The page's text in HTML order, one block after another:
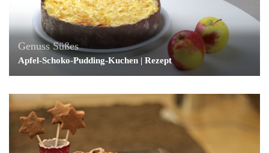
Genuss Süßes
Apfel-Schoko-Pudding-Kuchen | Rezept